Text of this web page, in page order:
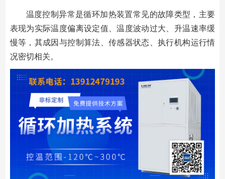
温度控制异常是循环加热装置常见的故障类型，主要
表现为实际温度偏离设定值、温度波动过大、升温速率缓
慢等，其成因与控制算法、传感器状态、执行机构运行情
况密切相关。